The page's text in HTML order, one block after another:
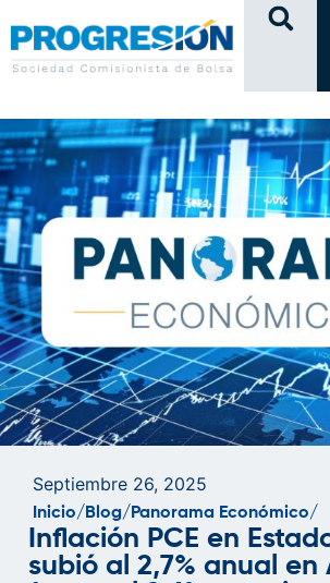
Septiembre 26, 2025
Inicio/ Blog/ Panorama Económico/
Inflación PCE en
subió al 2,7% anual en